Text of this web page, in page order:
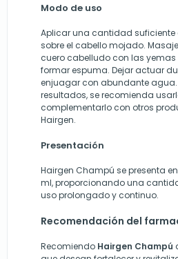
Modo de uso
Aplicar una cantidad suficiente
sobre el cabello mojado.
cuero cabelludo con las
formar espuma. Dejar actuar
enjuagar con abundante agua.
resultados, se recomienda
complementarlo con otros
Hairgen.
Presentación
Hairgen Champú se presenta
ml, proporcionando una
uso prolongado y continuo.
Recomendación del
Recomiendo Hairgen Champú